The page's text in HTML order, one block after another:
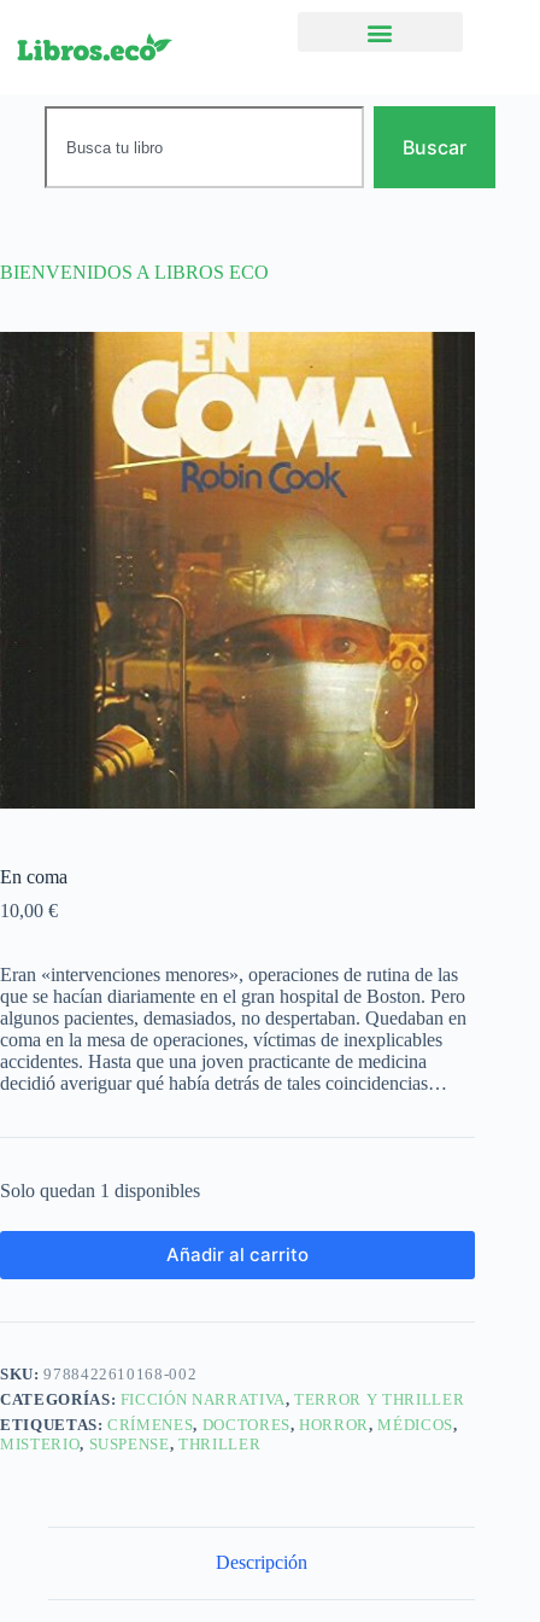
Buscar
BIENVENIDOS A LIBROS ECO
En coma
10,00 €
Eran «intervenciones menores», operaciones de rutina de las
que se hacían diariamente en el gran hospital de Boston. Pero
algunos pacientes, demasiados, no despertaban. Quedaban en
coma en la mesa de operaciones, víctimas de inexplicables
accidentes. Hasta que una joven practicante de medicina
decidió averiguar qué había detrás de tales coincidencias…
Solo quedan 1 disponibles
Añadir al carrito
SKU:9788422610168-002
CATEGORÍAS: FICCIÓN NARRATIVA,TERROR Y THRILLER
ETIQUETAS:CRÍMENES, DOCTORES,HORROR,MÉDICOS,
MISTERIO, SUSPENSE,THRILLER
Descripción